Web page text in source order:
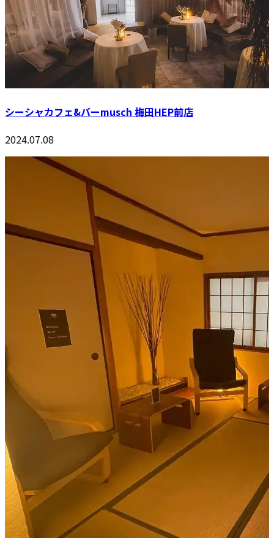
シーシャカフェ&バーmusch 梅田HEP前店
2024.07.08